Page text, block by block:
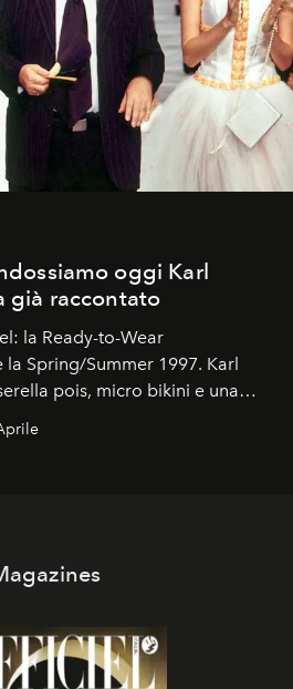
oggi Karl
già raccontato
la Ready-to-Wear
Spring/Summer 1997. Karl
pois, micro bikini e una
la spiaggia
dietro l'altra. Trent'anni dopo,